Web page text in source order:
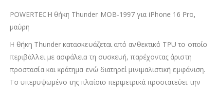
POWERTECH θήκη Thunder MOB-1997 για iPhone 16 Pro,
μαύρη
H θήκη Thunder κατασκευάζεται από ανθεκτικό TPU το οποίο
περιβάλλει με ασφάλεια τη συσκευή, παρέχοντας άριστη
προστασία και κράτημα ενώ διατηρεί μινιμαλιστική εμφάνιση.
Το υπερυψωμένο της πλαίσιο περιμετρικά προστατεύει την